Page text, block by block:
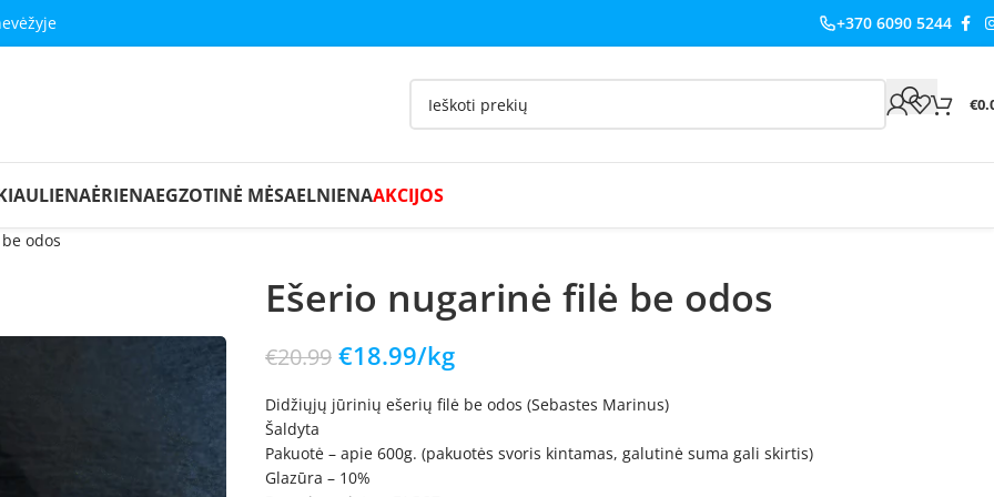
+370 6090 5244
€
ĖRIENAEGZOTINĖ MĖSAELNIENAAKCIJOS
odos
Ešerio nugarinė filė be odos
€20.99 €18.99/kg
Didžiųjų jūrinių ešerių filė be odos (Sebastes Marinus)
Šaldyta
Pakuotė – apie 600g. (pakuotės svoris kintamas, galutinė suma gali skirtis)
Glazūra – 10%